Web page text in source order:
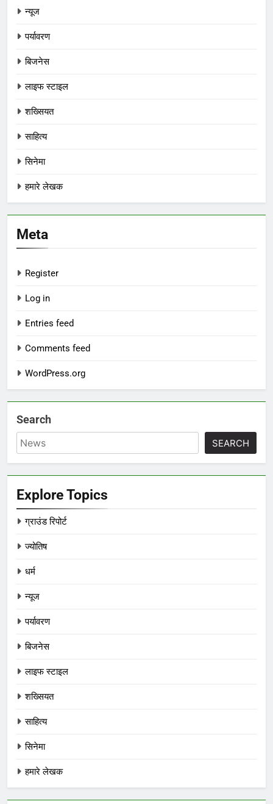
न्यूज
पर्यावरण
बिजनेस
लाइफ स्टाइल
शख्सियत
साहित्य
सिनेमा
हमारे लेखक
Meta
Register
Log in
Entries feed
Comments feed
WordPress.org
Search
SEARCH
Explore Topics
ग्राउंड रिपोर्ट
ज्योतिष
धर्म
न्यूज
पर्यावरण
बिजनेस
लाइफ स्टाइल
शख्सियत
साहित्य
सिनेमा
हमारे लेखक